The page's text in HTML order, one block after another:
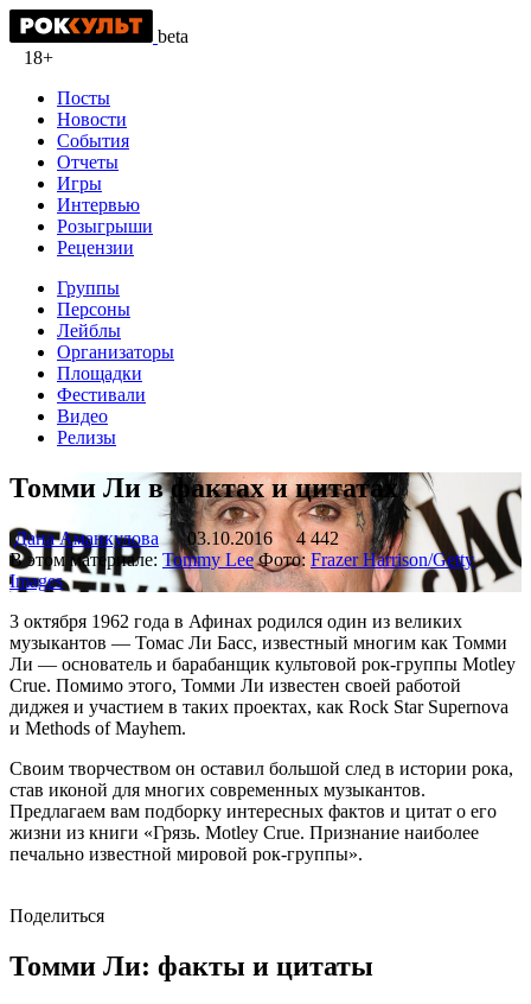
beta
18+
Посты
Новости
События
Отчеты
Игры
Интервью
Розыгрыши
Рецензии
Группы
Персоны
Лейблы
Организаторы
Площадки
Фестивали
Видео
Релизы
Томми Ли в фактах и цитатах
Дана Аманкулова 03.10.2016
4 442
В этом материале: Tommy Lee Фото: Frazer Harrison/Getty
Images
3 октября 1962 года в Афинах родился один из великих
музыкантов — Томас Ли Басс, известный многим как Томми
Ли — основатель и барабанщик культовой рок-группы Motley
Crue. Помимо этого, Томми Ли известен своей работой
диджея и участием в таких проектах, как Rock Star Supernova
и Methods of Mayhem.
Своим творчеством он оставил большой след в истории рока,
став иконой для многих современных музыкантов.
Предлагаем вам подборку интересных фактов и цитат о его
жизни из книги «Грязь. Motley Crue. Признание наиболее
печально известной мировой рок-группы».
Поделиться
Томми Ли: факты и цитаты